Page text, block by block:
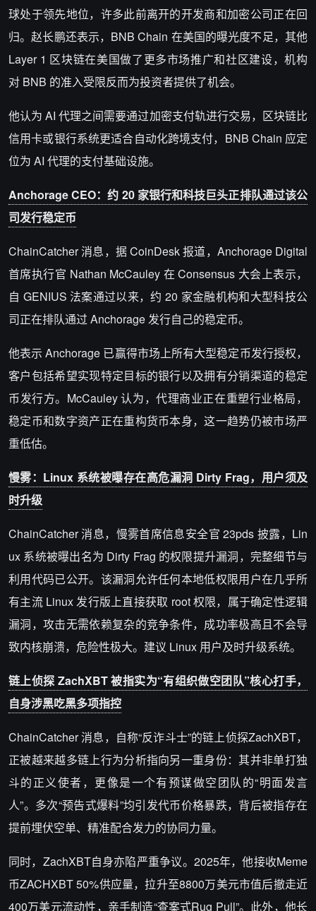
球处于领先地位，许多此前离开的开发商和加密公司正在回
归。赵长鹏还表示，BNB Chain 在美国的曝光度不足，其他
Layer 1 区块链在美国做了更多市场推广和社区建设，机构
对 BNB 的准入受限反而为投资者提供了机会。
他认为 AI 代理之间需要通过加密支付轨进行交易，区块链比
信用卡或银行系统更适合自动化跨境支付，BNB Chain 应定
位为 AI 代理的支付基础设施。
Anchorage CEO：约 20 家银行和科技巨头正排队通过该公
司发行稳定币
ChainCatcher 消息，据 CoinDesk 报道，Anchorage Digital
首席执行官 Nathan McCauley 在 Consensus 大会上表示，
自 GENIUS 法案通过以来，约 20 家金融机构和大型科技公
司正在排队通过 Anchorage 发行自己的稳定币。
他表示 Anchorage 已赢得市场上所有大型稳定币发行授权，
客户包括希望实现特定目标的银行以及拥有分销渠道的稳定
币发行方。McCauley 认为，代理商业正在重塑行业格局，
稳定币和数字资产正在重构货币本身，这一趋势仍被市场严
重低估。
慢雾：Linux 系统被曝存在高危漏洞 Dirty Frag，用户须及
时升级
ChainCatcher 消息，慢雾首席信息安全官 23pds 披露，Lin
ux 系统被曝出名为 Dirty Frag 的权限提升漏洞，完整细节与
利用代码已公开。该漏洞允许任何本地低权限用户在几乎所
有主流 Linux 发行版上直接获取 root 权限，属于确定性逻辑
漏洞，攻击无需依赖复杂的竞争条件，成功率极高且不会导
致内核崩溃，危险性极大。建议 Linux 用户及时升级系统。
链上侦探 ZachXBT 被指实为“有组织做空团队”核心打手，
自身涉黑吃黑多项指控
ChainCatcher 消息，自称“反诈斗士”的链上侦探ZachXBT，
正被越来越多链上行为分析指向另一重身份：其并非单打独
斗的正义使者，更像是一个有预谋做空团队的“明面发言
人”。多次“预告式爆料”均引发代币价格暴跌，背后被指存在
提前埋伏空单、精准配合发力的协同力量。
同时，ZachXBT自身亦陷严重争议。2025年，他接收Meme
币ZACHXBT 50%供应量，拉升至8800万美元市值后撤走近
400万美元流动性，亲手制造“查案式Rug Pull”。此外，他长